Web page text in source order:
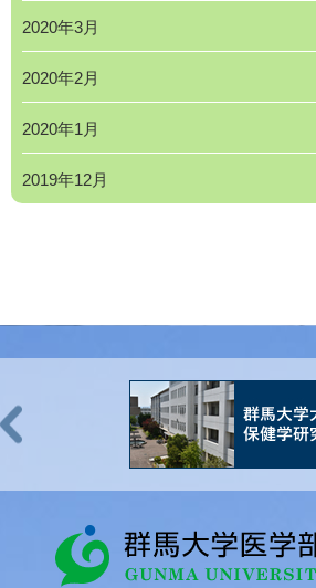
2020年3月
2020年2月
2020年1月
2019年12月